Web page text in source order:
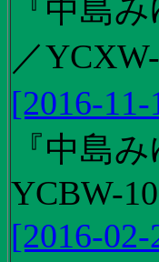
『中島
／
[2016-11-
『中島
YCBW-
[2016-02-